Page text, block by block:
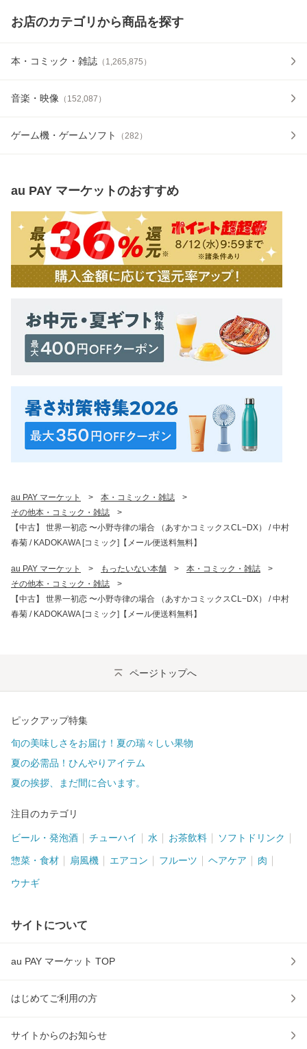
お店のカテゴリから商品を探す
本・コミック・雑誌 （ 1,265,875 ）
音楽・映像 （ 152,087 ）
ゲーム機・ゲームソフト （282 ）
au PAY マーケットのおすすめ
au PAY マーケット > 本・コミック・雑誌
>
その他本・コミック・雑誌
>
【中古】 世界一初恋 〜小野寺律の場合 （あすかコミックスCL−DX） / 中村
春菊 / KADOKAWA [コミック]【メール便送料無料】
au PAY マーケット > もったいない本舗 > 本・コミック・雑誌
>
その他本・コミック・雑誌
>
【中古】 世界一初恋 〜小野寺律の場合 （あすかコミックスCL−DX） / 中村
春菊 / KADOKAWA [コミック]【メール便送料無料】
ページトップへ
ピックアップ特集
旬の美味しさをお届け！夏の瑞々しい果物
夏の必需品！ひんやりアイテム
夏の挨拶、まだ間に合います。
注目のカテゴリ
ビール・発泡酒 チューハイ 水 お茶飲料 ソフトドリンク
惣菜・食材 扇風機 エアコン フルーツ ヘアケア 肉
ウナギ
サイトについて
au PAY マーケット TOP
はじめてご利用の方
サイトからのお知らせ